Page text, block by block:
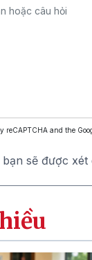
reCAPTCHA and the
sẽ được